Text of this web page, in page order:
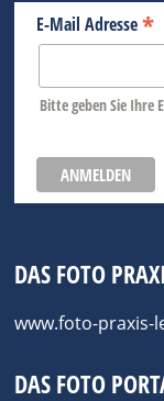
E-Mail Adresse*
Bitte geben Sie Ihre
DAS FOTO
www.foto-praxis-
DAS FOTO